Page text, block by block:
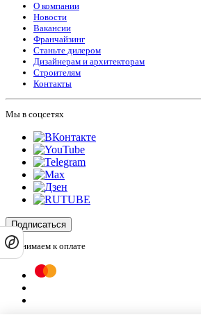
О компании
Новости
Вакансии
Франчайзинг
Станьте дилером
Дизайнерам и архитекторам
Строителям
Контакты
Мы в соцсетях
Подписаться
Принимаем к оплате